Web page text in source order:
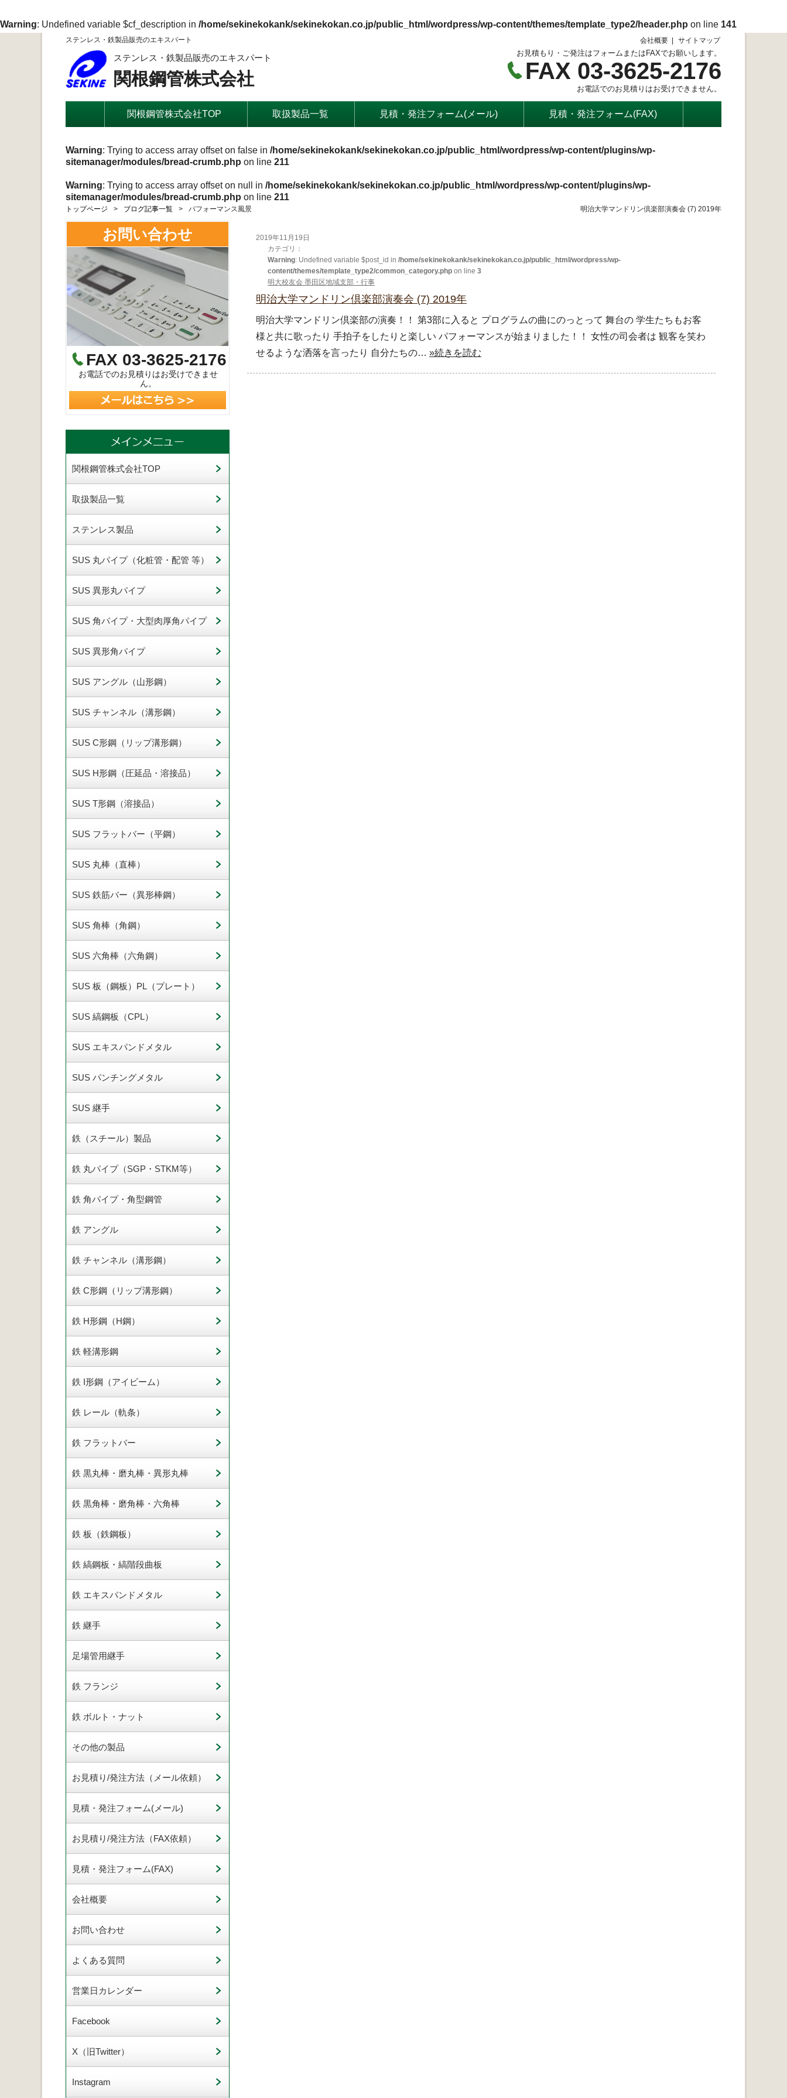
Warning: Undefined variable $cf_description in /home/sekinekokank/sekinekokan.co.jp/public_html/wordpress/wp-content/themes/template_type2/header.php on line 141
ステンレス・鉄製品販売のエキスパート 会社概要 サイトマップ
ステンレス・鉄製品販売のエキスパート
関根鋼管株式会社
お見積もり・ご発注はフォームまたはFAXでお願いします。
FAX 03-3625-2176
お電話でのお見積りはお受けできません。
関根鋼管株式会社TOP 取扱製品一覧 見積・発注フォーム(メール) 見積・発注フォーム(FAX)
Warning: Trying to access array offset on false in /home/sekinekokank/sekinekokan.co.jp/public_html/wordpress/wp-content/plugins/wp-
sitemanager/modules/bread-crumb.php on line 211
Warning: Trying to access array offset on null in /home/sekinekokank/sekinekokan.co.jp/public_html/wordpress/wp-content/plugins/wp-
sitemanager/modules/bread-crumb.php on line 211
トップページ ブログ記事一覧 パフォーマンス風景 明治大学マンドリン倶楽部演奏会 (7) 2019年
2019年11月19日
カテゴリ：
Warning: Undefined variable $post_id in /home/sekinekokank/sekinekokan.co.jp/public_html/wordpress/wp-
content/themes/template_type2/common_category.php on line 3
明大校友会 墨田区地域支部・行事
明治大学マンドリン倶楽部演奏会 (7) 2019年
明治大学マンドリン倶楽部の演奏！！ 第3部に入ると プログラムの曲にのっとって 舞台の 学生たちもお客
様と共に歌ったり 手拍子をしたりと楽しい パフォーマンスが始まりました！！ 女性の司会者は 観客を笑わ
せるような洒落を言ったり 自分たちの… »続きを読む
お問い合わせ
FAX 03-3625-2176
お電話でのお見積りはお受けできませ
ん。
関根鋼管株式会社TOP
取扱製品一覧
ステンレス製品
SUS 丸パイプ（化粧管・配管 等）
SUS 異形丸パイプ
SUS 角パイプ・大型肉厚角パイプ
SUS 異形角パイプ
SUS アングル（山形鋼）
SUS チャンネル（溝形鋼）
SUS C形鋼（リップ溝形鋼）
SUS H形鋼（圧延品・溶接品）
SUS T形鋼（溶接品）
SUS フラットバー（平鋼）
SUS 丸棒（直棒）
SUS 鉄筋バー（異形棒鋼）
SUS 角棒（角鋼）
SUS 六角棒（六角鋼）
SUS 板（鋼板）PL（プレート）
SUS 縞鋼板（CPL）
SUS エキスパンドメタル
SUS パンチングメタル
SUS 継手
鉄（スチール）製品
鉄 丸パイプ（SGP・STKM等）
鉄 角パイプ・角型鋼管
鉄 アングル
鉄 チャンネル（溝形鋼）
鉄 C形鋼（リップ溝形鋼）
鉄 H形鋼（H鋼）
鉄 軽溝形鋼
鉄 I形鋼（アイビーム）
鉄 レール（軌条）
鉄 フラットバー
鉄 黒丸棒・磨丸棒・異形丸棒
鉄 黒角棒・磨角棒・六角棒
鉄 板（鉄鋼板）
鉄 縞鋼板・縞階段曲板
鉄 エキスパンドメタル
鉄 継手
足場管用継手
鉄 フランジ
鉄 ボルト・ナット
その他の製品
お見積り/発注方法（メール依頼）
見積・発注フォーム(メール)
お見積り/発注方法（FAX依頼）
見積・発注フォーム(FAX)
会社概要
お問い合わせ
よくある質問
営業日カレンダー
Facebook
X（旧Twitter）
Instagram